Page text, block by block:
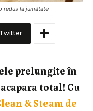
redus la jumătate
Twitter
prelungite în
total! Cu
& Steam de